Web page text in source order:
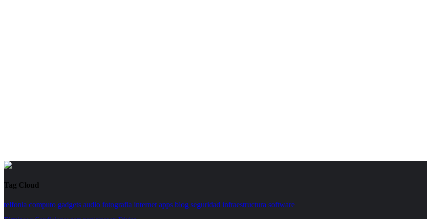
Tag Cloud
telfonia computo gadgets audio fotografia internet apps blog seguridad infraestructura software